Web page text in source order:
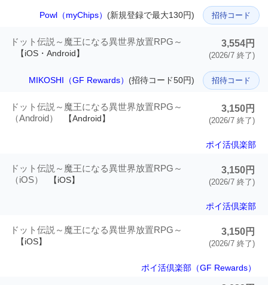
Powl（myChips） (新規登録で最大130円) 招待コード
ドット伝説～魔王になる異世界放置RPG～
【iOS・Android】
3,554円
(2026/7 終了)
MIKOSHI（GF Rewards） (招待コード50円) 招待コード
ドット伝説～魔王になる異世界放置RPG～
（Android）
【Android】
3,150円
(2026/7 終了)
ポイ活倶楽部
ドット伝説～魔王になる異世界放置RPG～
（iOS）
【iOS】
3,150円
(2026/7 終了)
ポイ活倶楽部
ドット伝説～魔王になる異世界放置RPG～
【iOS】
3,150円
(2026/7 終了)
ポイ活倶楽部（GF Rewards）